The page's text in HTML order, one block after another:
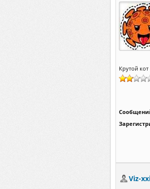
Крутой кот
Viz-